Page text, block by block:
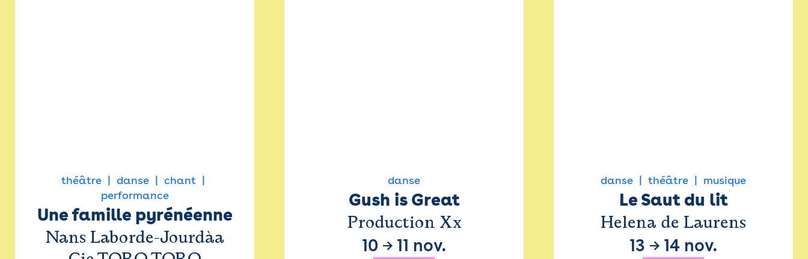
théâtre danse
chant
performance
Une famille pyrénéenne
Nans Laborde-Jourdàa
danse
Gush is Great
Production Xx
10 → 11 nov.
danse théâtre musique
Le Saut du lit
Helena de Laurens
13 → 14 nov.